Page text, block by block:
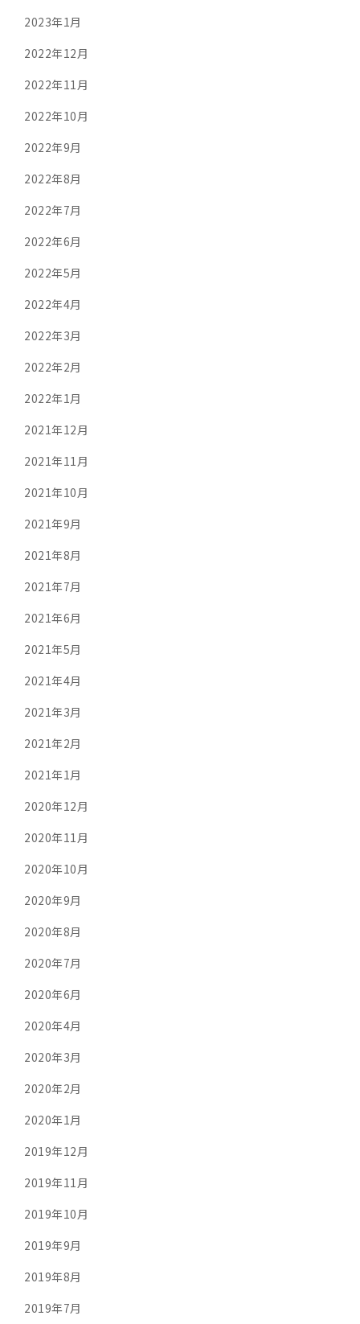
2023年1月
2022年12月
2022年11月
2022年10月
2022年9月
2022年8月
2022年7月
2022年6月
2022年5月
2022年4月
2022年3月
2022年2月
2022年1月
2021年12月
2021年11月
2021年10月
2021年9月
2021年8月
2021年7月
2021年6月
2021年5月
2021年4月
2021年3月
2021年2月
2021年1月
2020年12月
2020年11月
2020年10月
2020年9月
2020年8月
2020年7月
2020年6月
2020年4月
2020年3月
2020年2月
2020年1月
2019年12月
2019年11月
2019年10月
2019年9月
2019年8月
2019年7月